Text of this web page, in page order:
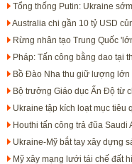
Tổng thống Putin: Ukraine
Australia chi gần 10 tỷ USD
Rừng nhân tạo Trung Quốc
Pháp: Tấn công bằng dao tại
Bồ Đào Nha thu giữ lượng
Bộ trưởng Giáo dục Ấn Độ từ
Ukraine tập kích loạt mục tiêu
Houthi tấn công trả đũa
Ukraine-Mỹ bắt tay xây dựng
Mỹ xây mạng lưới tái chế đất